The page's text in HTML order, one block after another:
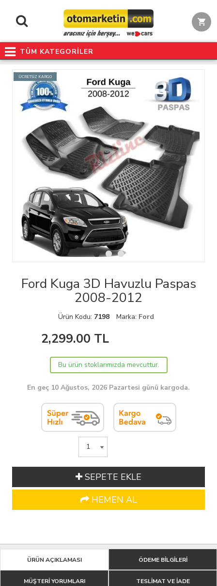
TÜM KATEGORİLER
ÜCRETSİZ KARGO
Ford Kuga 3D Havuzlu Paspas
2008-2012
Ürün Kodu: 7198 Marka: Ford
2,299.00 TL
Bu ürün stoklarımızda mevcuttur.
En geç 10 Ağustos, 2026 Pazartesi günü kargoda.
SEPETE EKLE
HEMEN AL
ÜRÜN AÇIKLAMASI ÖDEME BİLGİLERİ
MÜŞTERİ YORUMLARI TESLİMAT VE İADE